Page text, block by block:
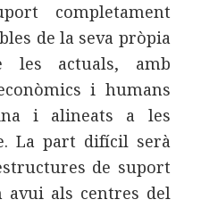
completament
de la seva pròpia
actuals, amb
i humans
i alineats a les
La part difícil serà
de suport
avui als centres del